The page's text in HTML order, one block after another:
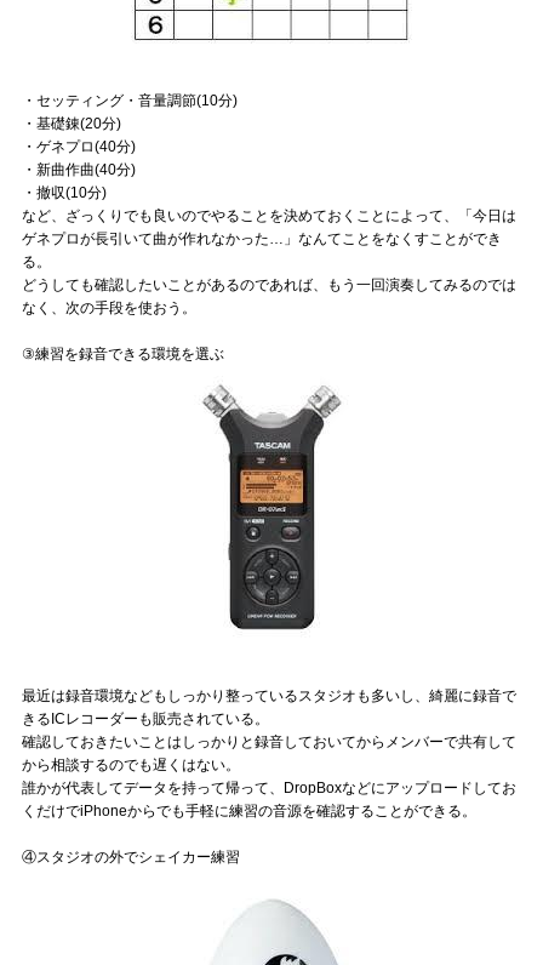
・セッティング・音量調節(10分)
・基礎錬(20分)
・ゲネプロ(40分)
・新曲作曲(40分)
・撤収(10分)
など、ざっくりでも良いのでやることを決めておくことによって、「今日は
ゲネプロが長引いて曲が作れなかった…」なんてことをなくすことができ
る。
どうしても確認したいことがあるのであれば、もう一回演奏してみるのでは
なく、次の手段を使おう。
③練習を録音できる環境を選ぶ
最近は録音環境などもしっかり整っているスタジオも多いし、綺麗に録音で
きるICレコーダーも販売されている。
確認しておきたいことはしっかりと録音しておいてからメンバーで共有して
から相談するのでも遅くはない。
誰かが代表してデータを持って帰って、DropBoxなどにアップロードしてお
くだけでiPhoneからでも手軽に練習の音源を確認することができる。
④スタジオの外でシェイカー練習